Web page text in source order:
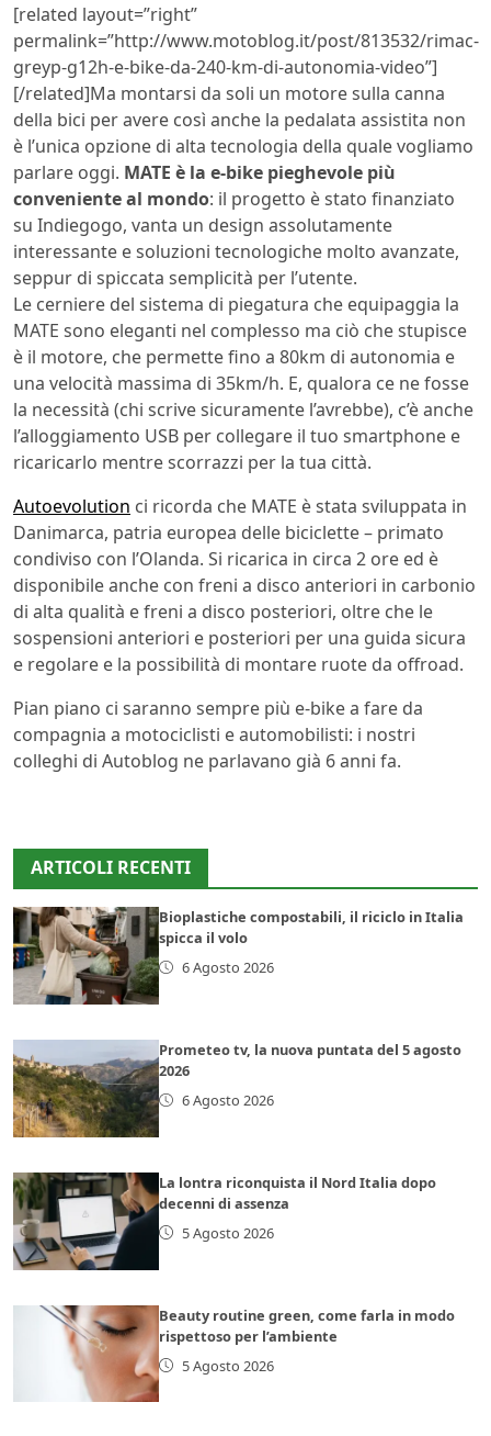
[related layout=”right”
permalink=”http://www.motoblog.it/post/813532/rimac-
greyp-g12h-e-bike-da-240-km-di-autonomia-video”]
[/related]Ma montarsi da soli un motore sulla canna
della bici per avere così anche la pedalata assistita non
è l’unica opzione di alta tecnologia della quale vogliamo
parlare oggi. MATE è la e-bike pieghevole più
conveniente al mondo: il progetto è stato finanziato
su Indiegogo, vanta un design assolutamente
interessante e soluzioni tecnologiche molto avanzate,
seppur di spiccata semplicità per l’utente.
Le cerniere del sistema di piegatura che equipaggia la
MATE sono eleganti nel complesso ma ciò che stupisce
è il motore, che permette fino a 80km di autonomia e
una velocità massima di 35km/h. E, qualora ce ne fosse
la necessità (chi scrive sicuramente l’avrebbe), c’è anche
l’alloggiamento USB per collegare il tuo smartphone e
ricaricarlo mentre scorrazzi per la tua città.
Autoevolution ci ricorda che MATE è stata sviluppata in
Danimarca, patria europea delle biciclette – primato
condiviso con l’Olanda. Si ricarica in circa 2 ore ed è
disponibile anche con freni a disco anteriori in carbonio
di alta qualità e freni a disco posteriori, oltre che le
sospensioni anteriori e posteriori per una guida sicura
e regolare e la possibilità di montare ruote da offroad.
Pian piano ci saranno sempre più e-bike a fare da
compagnia a motociclisti e automobilisti: i nostri
colleghi di Autoblog ne parlavano già 6 anni fa.
ARTICOLI RECENTI
Bioplastiche compostabili, il riciclo in Italia
spicca il volo
6 Agosto 2026
Prometeo tv, la nuova puntata del 5 agosto
2026
6 Agosto 2026
La lontra riconquista il Nord Italia dopo
decenni di assenza
5 Agosto 2026
Beauty routine green, come farla in modo
rispettoso per l’ambiente
5 Agosto 2026